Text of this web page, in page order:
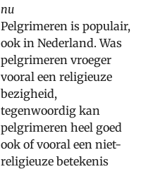
nu
Pelgrimeren is populair,
ook in Nederland. Was
pelgrimeren vroeger
vooral een religieuze
bezigheid,
tegenwoordig kan
pelgrimeren heel goed
ook of vooral een niet-
religieuze betekenis